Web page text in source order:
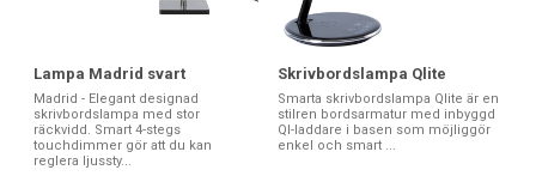
Lampa Madrid svart
Madrid - Elegant designad
skrivbordslampa med stor
räckvidd. Smart 4-stegs
touchdimmer gör att du kan
reglera ljussty...
Skrivbordslampa Qlite
Smarta skrivbordslampa Qlite är en
stilren bordsarmatur med inbyggd
QI-laddare i basen som möjliggör
enkel och smart ...